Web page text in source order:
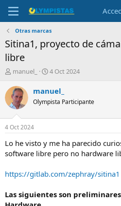
Otras marcas
Sitina1, proyecto de
libre
I
i
c
i
a
d
o
r
d
e
t
m
a
manuel_
F
c
h
a
i
n
c
o
4 Oct 2024
manuel_
Olympista Participante
4 Oct 2024
Lo he visto y me ha parecido
software libre pero no hardware
https://gitlab.com/zephray/sitina1
Las siguientes son